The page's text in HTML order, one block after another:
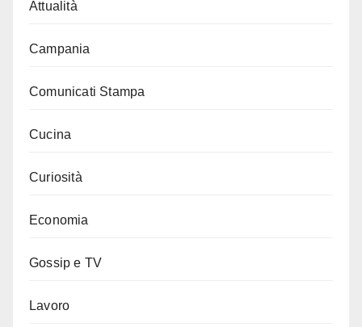
Attualità
Campania
Comunicati Stampa
Cucina
Curiosità
Economia
Gossip e TV
Lavoro